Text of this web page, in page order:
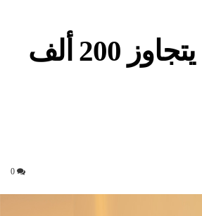
توقعات إنتاج النفط في سوريا.. هل يتجاوز 200 ألف
0